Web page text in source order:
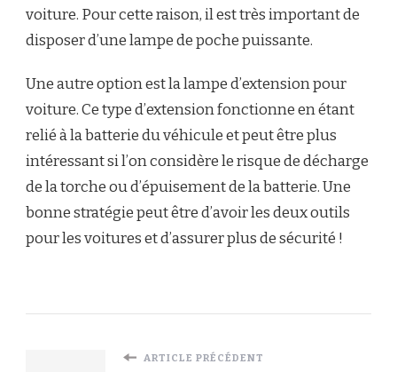
voiture. Pour cette raison, il est très important de
disposer d’une lampe de poche puissante.
Une autre option est la lampe d’extension pour
voiture. Ce type d’extension fonctionne en étant
relié à la batterie du véhicule et peut être plus
intéressant si l’on considère le risque de décharge
de la torche ou d’épuisement de la batterie. Une
bonne stratégie peut être d’avoir les deux outils
pour les voitures et d’assurer plus de sécurité !
ARTICLE PRÉCÉDENT